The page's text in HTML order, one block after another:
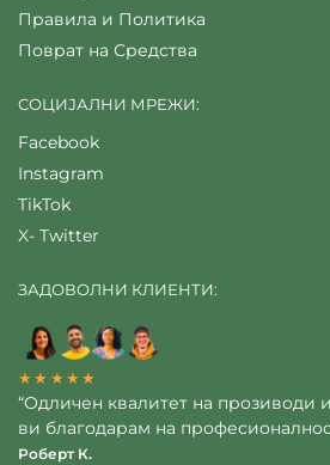
Правила и Политика
Поврат на Средства
СОЦИЈАЛНИ МРЕЖИ:
Facebook
Instagram
TikTok
X- Twitter
ЗАДОВОЛНИ КЛИЕНТИ:
★★★★★
“Одличен квалитет на прозиводи
ви благодарам на
Роберт К.